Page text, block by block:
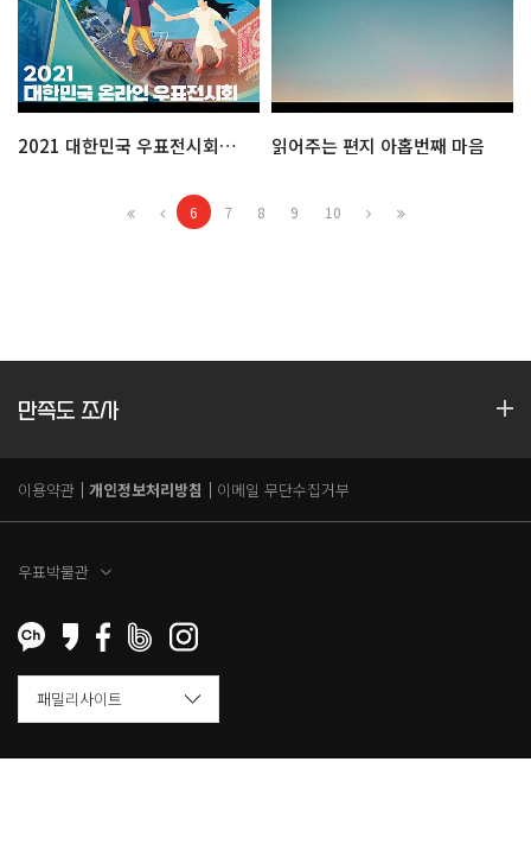
2021 대한민국 우표전시회를 소개합니다. 읽어주는 편지 아홉번째 마음
6 7 8 9 10
만족도 조사
이용약관 개인정보처리방침 이메일 무단수집거부
우표박물관